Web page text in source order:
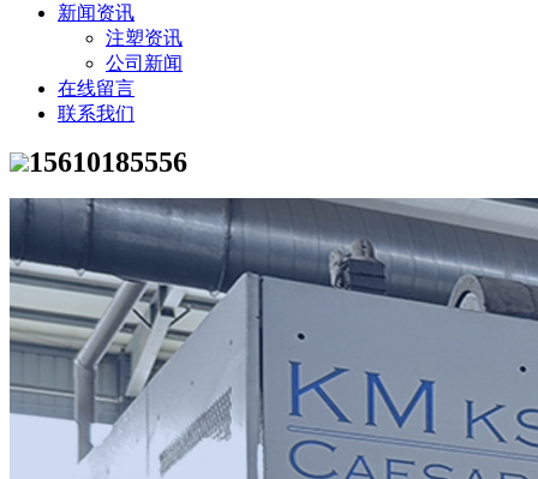
新闻资讯
注塑资讯
公司新闻
在线留言
联系我们
15610185556